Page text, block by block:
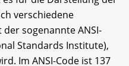
verschiedene
sogenannte ANSI-
Standards Institute),
Im ANSI-Code ist 137